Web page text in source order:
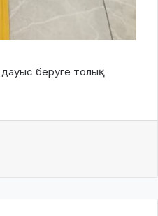
дауыс беруге толық